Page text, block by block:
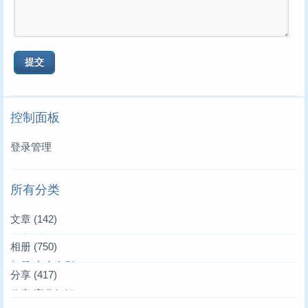
控制面板
登录管理
所有分类
文章 (142)
文章|爱的记录(3)
文章|叫叫来了(39)
文章|唱唱来了
相册 (750)
相册|家庭合影(36)
相册|家居生活
分享 (417)
分享|育儿知识